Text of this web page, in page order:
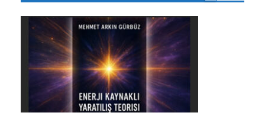
AJANDASI KALABALIK
Erdoğan’ın Papa ile görüşmesinde, Türkiye-
Vatikan ilişkileri, Kudüs’le ilgili gelişmeler, bölgesel
sorunlar, Suriye’de yaşanan insanlık trajedisi,
terör, yabancı ve İslam düşmanlığıyla mücadele
gibi konular ele alınacak. Erdoğan, Türkiye’den
Vatikan’a 59 yıl aranın ardından Cumhurbaşkanı